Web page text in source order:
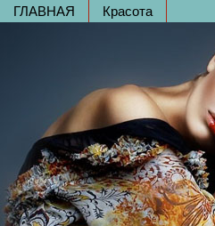
ГЛАВНАЯ Красота